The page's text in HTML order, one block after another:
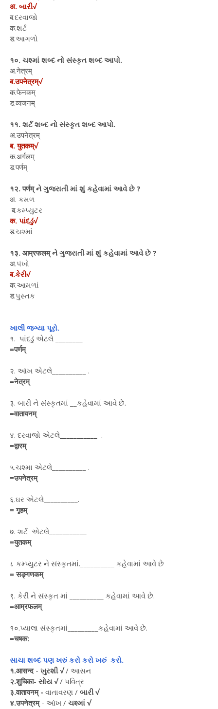
अ. બારી√
ब.દરવાજો
क.શર્ટ
ड.આગળો
१०. ચશ્માં શબ્દ નો સંસ્કૃત શબ્દ આપો.
अ.नेत्रम्
ब.उपनेत्रम्√
क.फेनकम्
ड.व्यजनम्
११. શર્ટ શબ્દ નો સંસ્કૃત શબ્દ આપો.
अ.उपनेत्रम्
ब. युतकम्√
क.अर्गलम्
ड.पर्णम्
१२. पर्णम् ને ગુજરાતી માં શું કહેવામાં આવે છે ?
अ. કમળ
ब.કમ્પ્યુટર
क. પાંદડું√
ड.ચશ્માં
१३. आम्रफलम् ને ગુજરાતી માં શું કહેવામાં આવે છે ?
अ.પંખો
ब.કેરી√
क.આમળાં
ड.પુસ્તક
ખાલી જગ્યા પૂરો.
१. પાંદડું એટલે ________
=पर्णम्
२. આંખ એટલે__________ .
=नेत्रम्
३. બારી ને સંસ્કૃતમાં __કહેવામાં આવે છે.
=वातायनम्
४. દરવાજો એટલે___________ .
=द्वारम्
५.ચશ્મા એટલે__________ .
=उपनेत्रम्
६.ઘર એટલે__________.
= गृहम्
७. શર્ટ એટલે___________
=युतकम्
८ કમ્પ્યુટર ને સંસ્કૃતમાં.__________ કહેવામાં આવે છે
= सङ्गणकम्
९. કેરી ને સંસ્કૃત માં __________ કહેવામાં આવે છે.
=आम्रफलम्
१०.પ્યાલા સંસ્કૃતમાં_________કહેવામાં આવે છે.
=चषक:
સાચા શબ્દ પણ ખરું કરો કરો ખરું કરો.
१.आसन्द- ખુરશી √/ આસન
२.शुचिका- સોય √/ પવિત્ર
३.वातायनम् - વાતાવરણ / બારી √
४.उपनेत्रम् - આંખ / ચશ્માં √